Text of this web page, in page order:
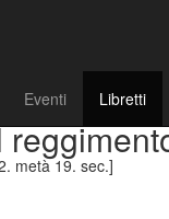
Eventi Libretti
metà 19. sec.]